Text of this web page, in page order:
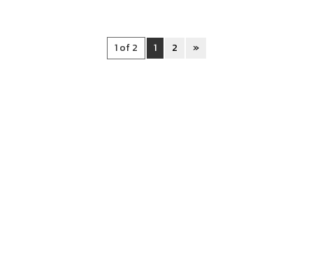
1 of 2 1 2 »